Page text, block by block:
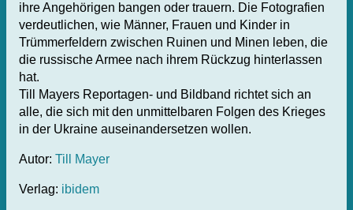
ihre Angehörigen bangen oder trauern. Die Fotografien
verdeutlichen, wie Männer, Frauen und Kinder in
Trümmerfeldern zwischen Ruinen und Minen leben, die
die russische Armee nach ihrem Rückzug hinterlassen
hat.
Till Mayers Reportagen- und Bildband richtet sich an
alle, die sich mit den unmittelbaren Folgen des Krieges
in der Ukraine auseinandersetzen wollen.
Autor: Till Mayer
Verlag: ibidem